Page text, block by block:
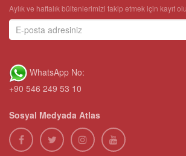
Aylık ve haftalık bültenlerimizi takip etmek için kayıt
WhatsApp No:
+90 546 249 53 10
Sosyal Medyada Atlas